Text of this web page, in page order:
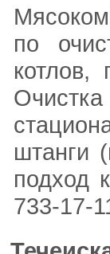
по
котлов,
штанги
подход
733-17-